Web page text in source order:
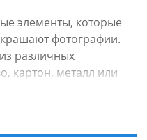
элементы, которые
фотографии.
различных
картон, металл или
формы и размеры.